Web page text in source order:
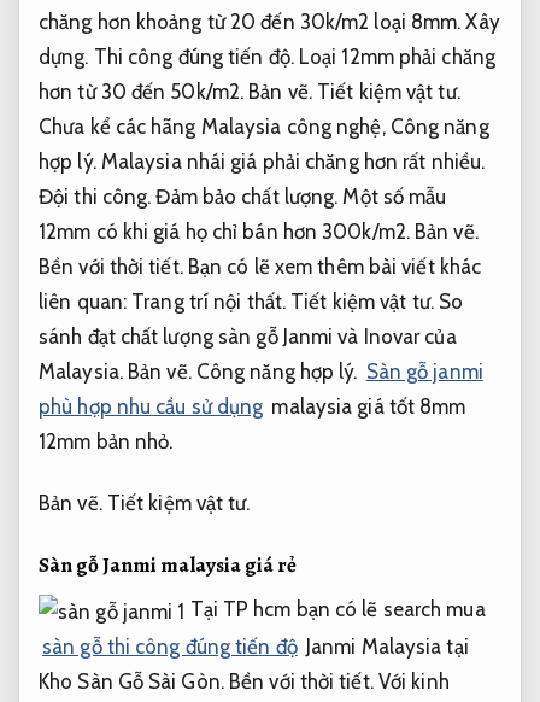
chăng hơn khoảng từ 20 đến 30k/m2 loại 8mm.Xây
dựng. Thi công đúng tiến độ.Loại 12mm phải chăng
hơn từ 30 đến 50k/m2. Bản vẽ. Tiết kiệm vật tư.
Chưa kể các hãng Malaysia công nghệ, Công năng
hợp lý.Malaysia nhái giá phải chăng hơn rất nhiều.
Đội thi công. Đảm bảo chất lượng. Một số mẫu
12mm có khi giá họ chỉ bán hơn 300k/m2. Bản vẽ.
Bền với thời tiết.Bạn có lẽ xem thêm bài viết khác
liên quan: Trang trí nội thất. Tiết kiệm vật tư.So
sánh đạt chất lượng sàn gỗ Janmi và Inovar của
Malaysia. Bản vẽ. Công năng hợp lý. Sàn gỗ janmi
phù hợp nhu cầu sử dụng malaysia giá tốt 8mm
12mm bản nhỏ.
Bản vẽ. Tiết kiệm vật tư.
Sàn gỗ Janmi malaysia giá rẻ
Tại TP hcm bạn có lẽ search mua
sàn gỗ thi công đúng tiến độ Janmi Malaysia tại
Kho Sàn Gỗ Sài Gòn. Bền với thời tiết.Với kinh